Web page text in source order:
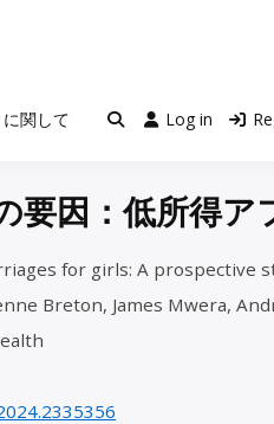
関して Log in
要因：低所得
for girls: A prospective
Breton, James Mwera,